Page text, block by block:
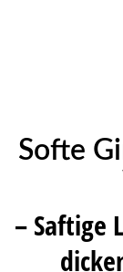
Softe
– Saftige